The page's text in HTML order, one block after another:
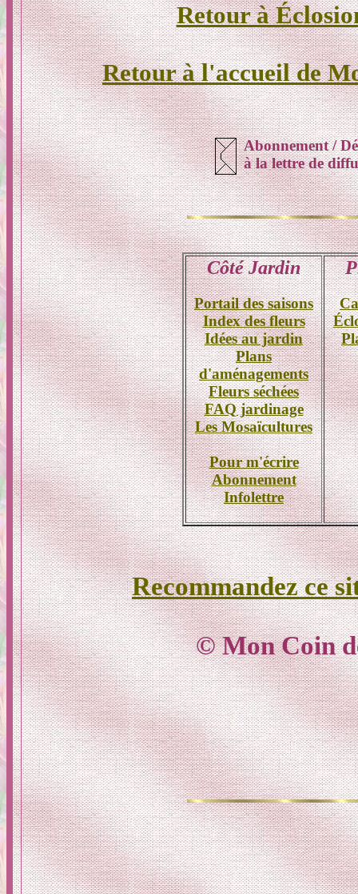
Retour à
Retour à l'accueil de
Abonnement /
à la lettre de
Côté Jardin
Portail des saisons
Index des fleurs
Idées au jardin
Plans
d'aménagements
Fleurs séchées
FAQ jardinage
Les Mosaïcultures
Pour m'écrire
Abonnement
Infolettre
Recommandez ce
© Mon Coin